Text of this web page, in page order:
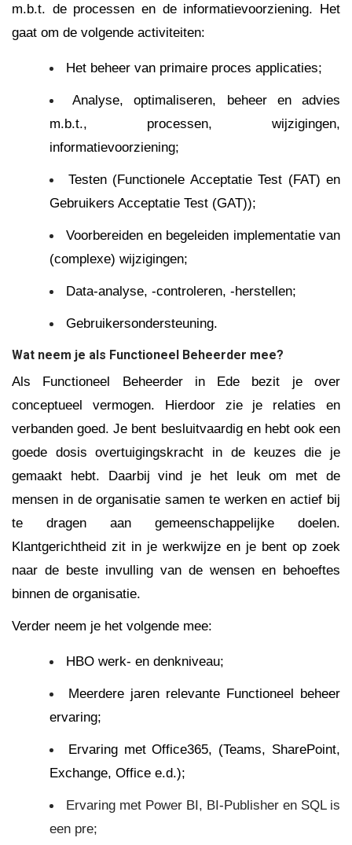
m.b.t. de processen en de informatievoorziening. Het
gaat om de volgende activiteiten:
Het beheer van primaire proces applicaties;
Analyse, optimaliseren, beheer en advies
m.b.t., processen, wijzigingen,
informatievoorziening;
Testen (Functionele Acceptatie Test (FAT) en
Gebruikers Acceptatie Test (GAT));
Voorbereiden en begeleiden implementatie van
(complexe) wijzigingen;
Data-analyse, -controleren, -herstellen;
Gebruikersondersteuning.
Wat neem je als Functioneel Beheerder mee?
Als Functioneel Beheerder in Ede bezit je over
conceptueel vermogen. Hierdoor zie je relaties en
verbanden goed. Je bent besluitvaardig en hebt ook een
goede dosis overtuigingskracht in de keuzes die je
gemaakt hebt. Daarbij vind je het leuk om met de
mensen in de organisatie samen te werken en actief bij
te dragen aan gemeenschappelijke doelen.
Klantgerichtheid zit in je werkwijze en je bent op zoek
naar de beste invulling van de wensen en behoeftes
binnen de organisatie.
Verder neem je het volgende mee:
HBO werk- en denkniveau;
Meerdere jaren relevante Functioneel beheer
ervaring;
Ervaring met Office365, (Teams, SharePoint,
Exchange, Office e.d.);
Ervaring met Power BI, BI-Publisher en SQL is
een pre;